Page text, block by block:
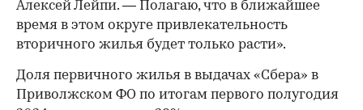
Алексей Лейпи. — Полагаю, что в ближайшее
время в этом округе привлекательность
вторичного жилья будет только расти».
Доля первичного жилья в выдачах «Сбера» в
Приволжском ФО по итогам первого полугодия